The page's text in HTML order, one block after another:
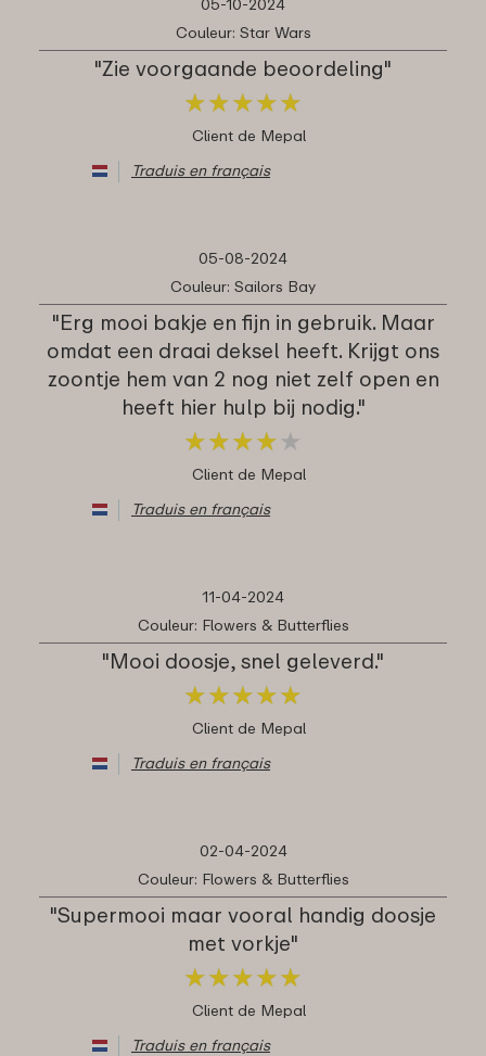
05-10-2024
Couleur: Star Wars
"Zie voorgaande beoordeling"
★★★★★
★★★★★
Client de Mepal
Traduis en français
05-08-2024
Couleur: Sailors Bay
"Erg mooi bakje en fijn in gebruik. Maar
omdat een draai deksel heeft. Krijgt ons
zoontje hem van 2 nog niet zelf open en
heeft hier hulp bij nodig."
★★★★ ★
★★★★ ★
Client de Mepal
Traduis en français
11-04-2024
Couleur: Flowers & Butterflies
"Mooi doosje, snel geleverd."
★★★★★
★★★★★
Client de Mepal
Traduis en français
02-04-2024
Couleur: Flowers & Butterflies
"Supermooi maar vooral handig doosje
met vorkje"
★★★★★
★★★★★
Client de Mepal
Traduis en français